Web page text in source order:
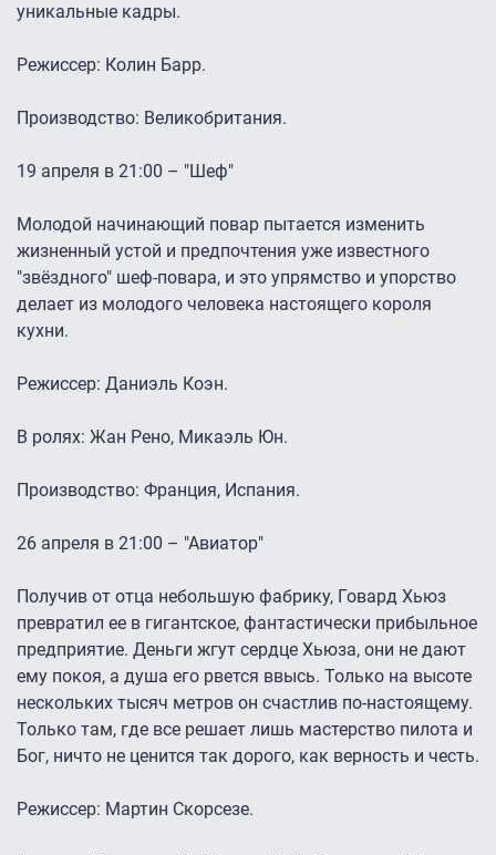
уникальные кадры.
Режиссер: Колин Барр.
Производство: Великобритания.
19 апреля в 21:00 – "Шеф"
Молодой начинающий повар пытается изменить
жизненный устой и предпочтения уже известного
"звёздного" шеф-повара, и это упрямство и упорство
делает из молодого человека настоящего короля
кухни.
Режиссер: Даниэль Коэн.
В ролях: Жан Рено, Микаэль Юн.
Производство: Франция, Испания.
26 апреля в 21:00 – "Авиатор"
Получив от отца небольшую фабрику, Говард Хьюз
превратил ее в гигантское, фантастически прибыльное
предприятие. Деньги жгут сердце Хьюза, они не дают
ему покоя, а душа его рвется ввысь. Только на высоте
нескольких тысяч метров он счастлив по-настоящему.
Только там, где все решает лишь мастерство пилота и
Бог, ничто не ценится так дорого, как верность и честь.
Режиссер: Мартин Скорсезе.